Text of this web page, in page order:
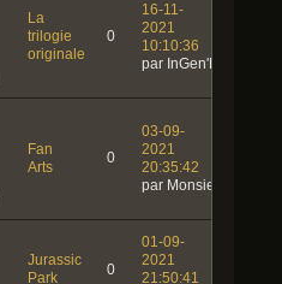
La
trilogie
originale
0
16-11-
2021
10:10:36
par InGen'Hunter
Fan
Arts
0
03-09-
2021
20:35:42
par Monsieur ADN
Jurassic
Park
0
01-09-
2021
21:50:41